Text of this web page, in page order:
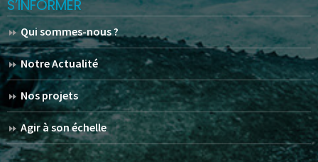
S’INFORMER
Qui sommes-nous ?
Notre Actualité
Nos projets
Agir à son échelle